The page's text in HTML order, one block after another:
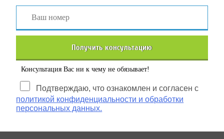
Получить консультацию
Консультация Вас ни к чему не обязывает!
Подтверждаю, что ознакомлен и согласен с
политикой конфиденциальности и обработки
персональных данных.